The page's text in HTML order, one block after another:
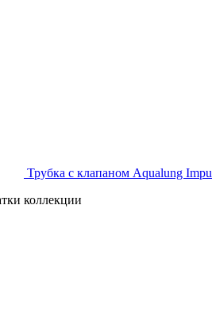
Трубка с клапаном Aqualung
коллекции